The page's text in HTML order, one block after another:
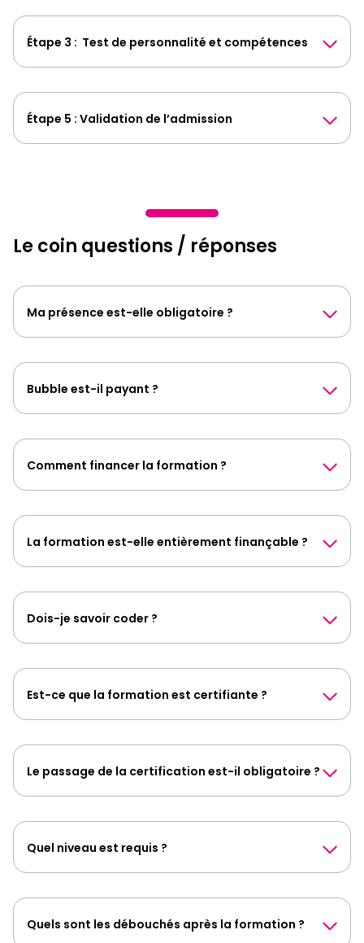
Étape 3 : Test de personnalité et compétences
Étape 5 : Validation de l’admission
Le coin questions / réponses
Ma présence est-elle obligatoire ?
Bubble est-il payant ?
Comment financer la formation ?
La formation est-elle entièrement finançable ?
Dois-je savoir coder ?
Est-ce que la formation est certifiante ?
Le passage de la certification est-il obligatoire ?
Quel niveau est requis ?
Quels sont les débouchés après la formation ?